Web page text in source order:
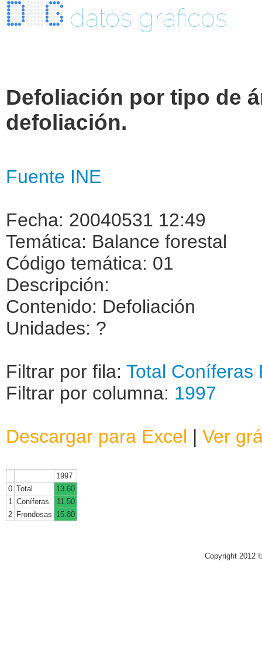
datos graficos
Defoliación por tipo de
defoliación.
Fuente INE
Fecha: 20040531 12:49
Temática: Balance forestal
Código temática: 01
Descripción:
Contenido: Defoliación
Unidades: ?
Filtrar por fila: Total Coníferas
Filtrar por columna: 1997
Descargar para Excel | Ver
1997
0 Total
13.60
1 Coníferas
11.50
2 Frondosas 15.80
Copyright 2012